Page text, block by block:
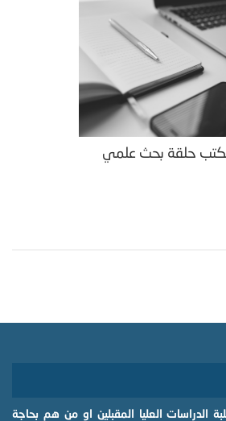
حلقة بحث علمي
الدراسات العليا المقبلين او من هم بحاجة